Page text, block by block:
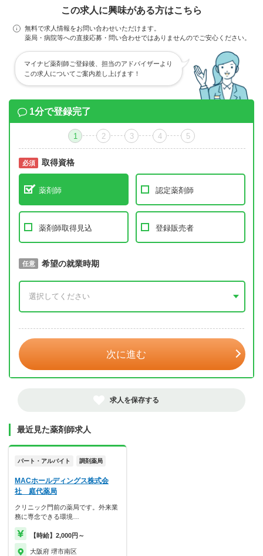
この求人に興味がある方はこちら
無料で求人情報をお問い合わせいただけます。
薬局・病院等への直接応募・問い合わせではありませんのでご安心ください。
マイナビ薬剤師ご登録後、担当のアドバイザーより
この求人についてご案内差し上げます！
1分で登録完了
1 2 3 4 5
必須 取得資格
薬剤師 認定薬剤師
薬剤師取得見込 登録販売者
必須 取得予定年
任意 希望の就業時期
次に進む
求人を保存する
最近見た薬剤師求人
パート・アルバイト 調剤薬局
MACホールディングス株式会
社 庭代薬局
クリニック門前の薬局です。外来業
務に専念できる環境…
【時給】2,000円～
大阪府 堺市南区